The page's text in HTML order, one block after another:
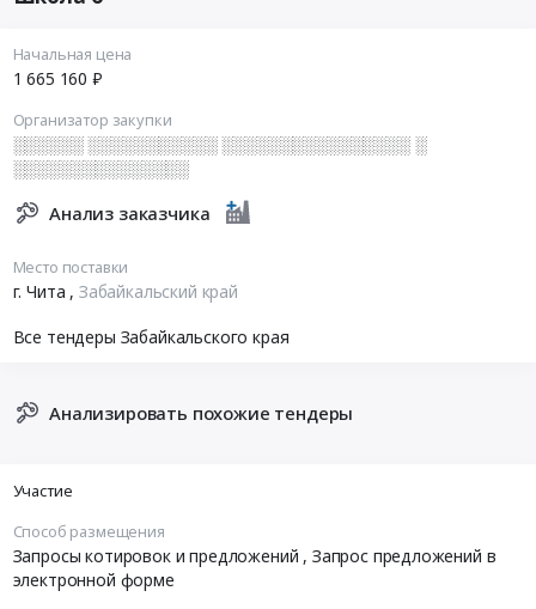
Начальная цена
1 665 160 ₽
Организатор закупки
░░░░░░ ░░░░░░░░░░░ ░░░░░░░░░░░░░░░░ ░
░░░░░░░░░░░░░░░
Анализ заказчика
Место поставки
г. Чита , Забайкальский край
Все тендеры Забайкальского края
Анализировать похожие тендеры
Участие
Способ размещения
Запросы котировок и предложений , Запрос предложений в
электронной форме